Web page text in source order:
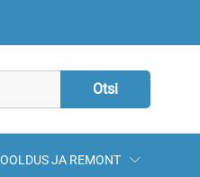
Otsi
JA REMONT